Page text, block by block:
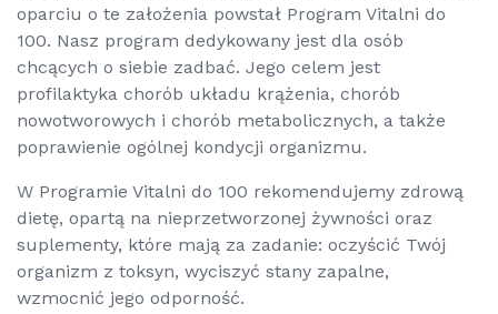
oparciu o te założenia powstał Program Vitalni do
100. Nasz program dedykowany jest dla osób
chcących o siebie zadbać. Jego celem jest
profilaktyka chorób układu krążenia, chorób
nowotworowych i chorób metabolicznych, a także
poprawienie ogólnej kondycji organizmu.
W Programie Vitalni do 100 rekomendujemy zdrową
dietę, opartą na nieprzetworzonej żywności oraz
suplementy, które mają za zadanie: oczyścić Twój
organizm z toksyn, wyciszyć stany zapalne,
wzmocnić jego odporność.